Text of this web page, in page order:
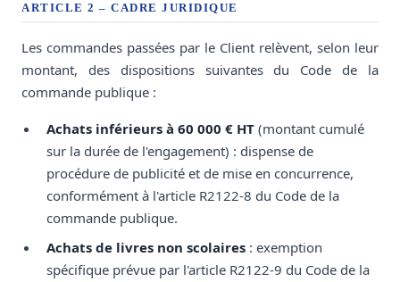
ARTICLE 2 – CADRE JURIDIQUE
Les commandes passées par le Client relèvent, selon leur
montant, des dispositions suivantes du Code de la
commande publique :
Achats inférieurs à 60 000 € HT (montant cumulé
sur la durée de l'engagement) : dispense de
procédure de publicité et de mise en concurrence,
conformément à l'article R2122-8 du Code de la
commande publique.
Achats de livres non scolaires : exemption
spécifique prévue par l'article R2122-9 du Code de la